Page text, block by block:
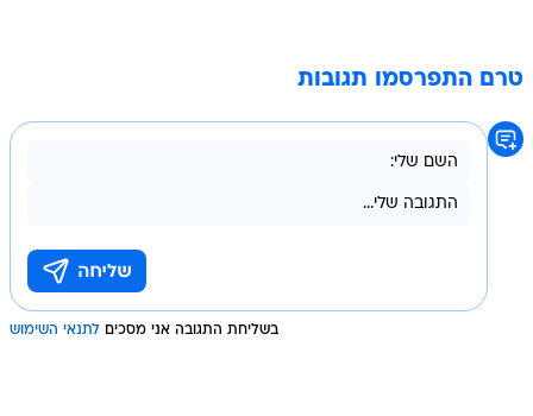
טרם התפרסמו תגובות
בשליחת התגובה אני מסכים לתנאי השימוש